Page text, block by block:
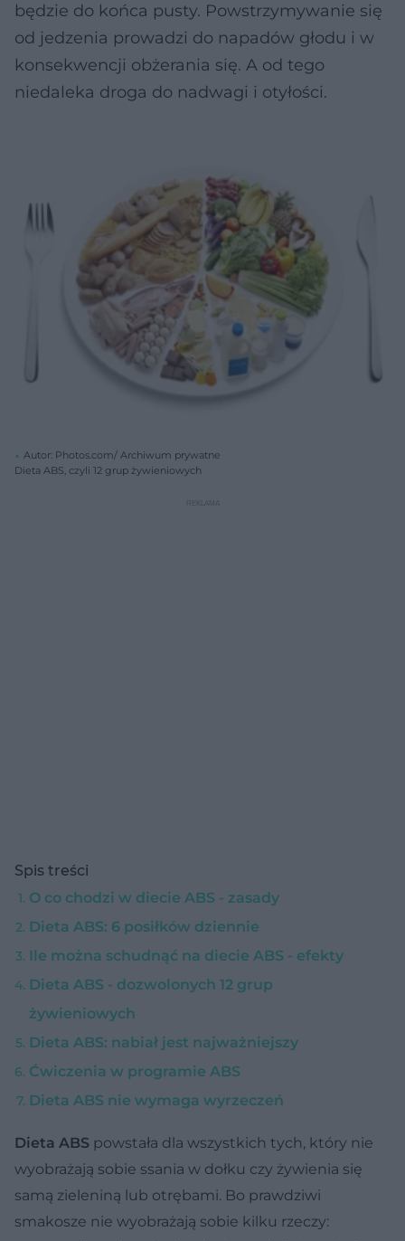
będzie do końca pusty. Powstrzymywanie się
od jedzenia prowadzi do napadów głodu i w
konsekwencji obżerania się. A od tego
niedaleka droga do nadwagi i otyłości.
Autor: Photos.com/ Archiwum prywatne
Dieta ABS, czyli 12 grup żywieniowych
Spis treści
O co chodzi w diecie ABS - zasady
Dieta ABS: 6 posiłków dziennie
Ile można schudnąć na diecie ABS - efekty
Dieta ABS - dozwolonych 12 grup
żywieniowych
Dieta ABS: nabiał jest najważniejszy
Ćwiczenia w programie ABS
Dieta ABS nie wymaga wyrzeczeń
Dieta ABS powstała dla wszystkich tych, który nie
wyobrażają sobie ssania w dołku czy żywienia się
samą zieleniną lub otrębami. Bo prawdziwi
smakosze nie wyobrażają sobie kilku rzeczy: